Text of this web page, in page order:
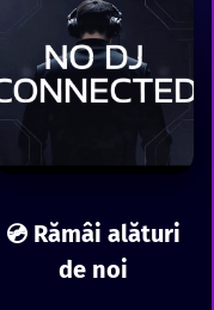
💿 Rămâi alături
de noi